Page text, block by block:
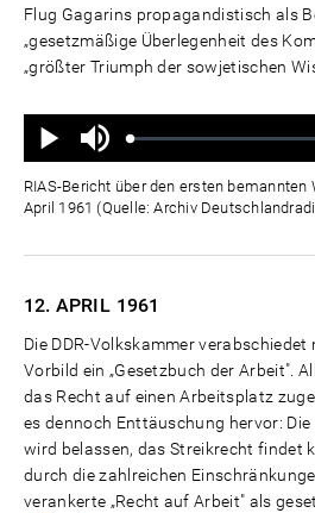
Flug Gagarins propagandistisch als
„gesetzmäßige Überlegenheit des
„größter Triumph der sowjetischen
Wiedergabe
Ton
aus
Geladen:
Status:
RIAS-Bericht über den ersten
April 1961 (Quelle: Archiv
12. APRIL 1961
Die DDR-Volkskammer
Vorbild ein „Gesetzbuch der Arbeit".
das Recht auf einen Arbeitsplatz
es dennoch Enttäuschung hervor:
wird belassen, das Streikrecht findet
durch die zahlreichen
verankerte „Recht auf Arbeit" als